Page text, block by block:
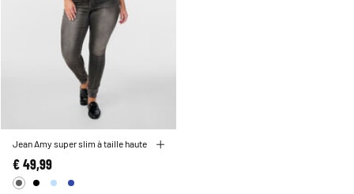
Jean Amy super slim à taille haute
€ 49,99